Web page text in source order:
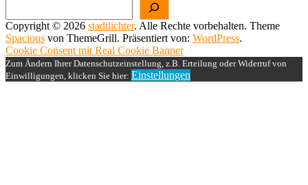
Copyright © 2026 stadtlichter. Alle Rechte vorbehalten. Theme
Spacious von ThemeGrill. Präsentiert von: WordPress.
Cookie Consent mit Real Cookie Banner
Zum Ändern Ihrer Datenschutzeinstellung, z.B. Erteilung oder Widerruf von
Einwilligungen, klicken Sie hier: Einstellungen